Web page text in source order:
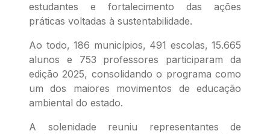
estudantes e fortalecimento das ações
práticas voltadas à sustentabilidade.
Ao todo, 186 municípios, 491 escolas, 15.665
alunos e 753 professores participaram da
edição 2025, consolidando o programa como
um dos maiores movimentos de educação
ambiental do estado.
A solenidade reuniu representantes de